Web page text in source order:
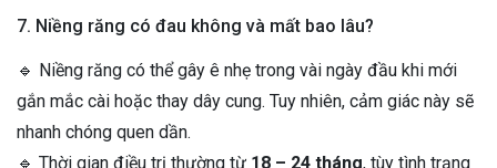
7. Niềng răng có đau không và mất bao lâu?
🔹 Niềng răng có thể gây ê nhẹ trong vài ngày đầu khi mới
gắn mắc cài hoặc thay dây cung. Tuy nhiên, cảm giác này sẽ
nhanh chóng quen dần.
🔹 Thời gian điều trị thường từ 18 – 24 tháng, tùy tình trạng